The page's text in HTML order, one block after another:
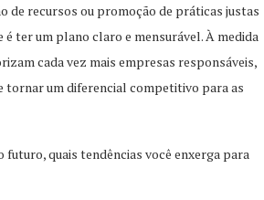
de recursos ou promoção de práticas justas
ter um plano claro e mensurável. À medida
cada vez mais empresas responsáveis,
tornar um diferencial competitivo para as
futuro, quais tendências você enxerga para